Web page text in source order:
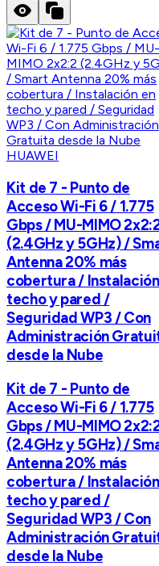
HUAWEI
Kit de 7 - Punto de
Acceso Wi-Fi 6 / 1.775
Gbps / MU-MIMO
(2.4GHz y 5GHz) /
Antenna 20% más
cobertura /
techo y pared /
Seguridad WP3 / Con
Administración
desde la Nube
Kit de 7 - Punto de
Acceso Wi-Fi 6 / 1.775
Gbps / MU-MIMO
(2.4GHz y 5GHz) /
Antenna 20% más
cobertura /
techo y pared /
Seguridad WP3 / Con
Administración
desde la Nube